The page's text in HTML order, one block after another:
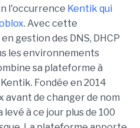
l'occurrence Kentik qui
. Avec cette
gestion des DNS, DHCP
les environnements
sa plateforme à
Fondée en 2014
avant de changer de nom
levé à ce jour plus de 100